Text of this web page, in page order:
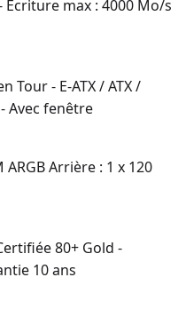
Ecriture max : 4000 Mo/s
Tour - E-ATX / ATX /
Avec fenêtre
ARGB Arrière : 1 x 120
80+ Gold -
10 ans